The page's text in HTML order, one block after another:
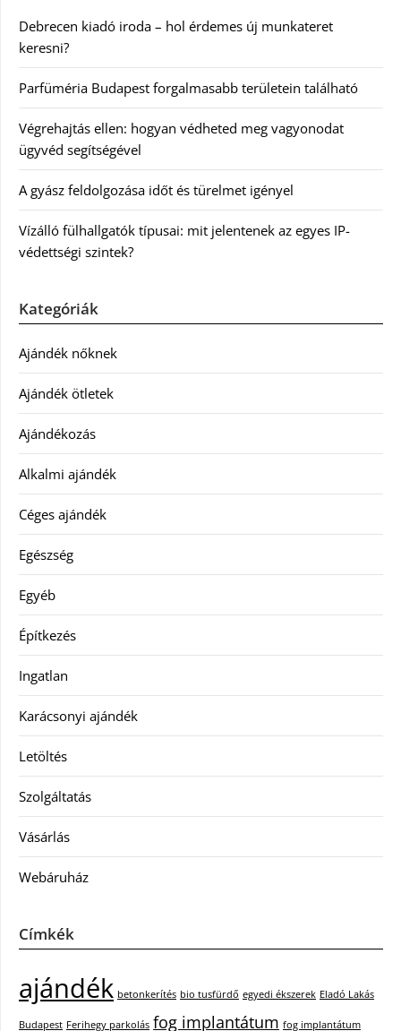
Debrecen kiadó iroda – hol érdemes új munkateret
keresni?
Parfüméria Budapest forgalmasabb területein található
Végrehajtás ellen: hogyan védheted meg vagyonodat
ügyvéd segítségével
A gyász feldolgozása időt és türelmet igényel
Vízálló fülhallgatók típusai: mit jelentenek az egyes IP-
védettségi szintek?
Kategóriák
Ajándék nőknek
Ajándék ötletek
Ajándékozás
Alkalmi ajándék
Céges ajándék
Egészség
Egyéb
Építkezés
Ingatlan
Karácsonyi ajándék
Letöltés
Szolgáltatás
Vásárlás
Webáruház
Címkék
ajándék betonkerítés bio tusfürdő egyedi ékszerek Eladó Lakás
Budapest Ferihegy parkolás fog implantátum fog implantátum